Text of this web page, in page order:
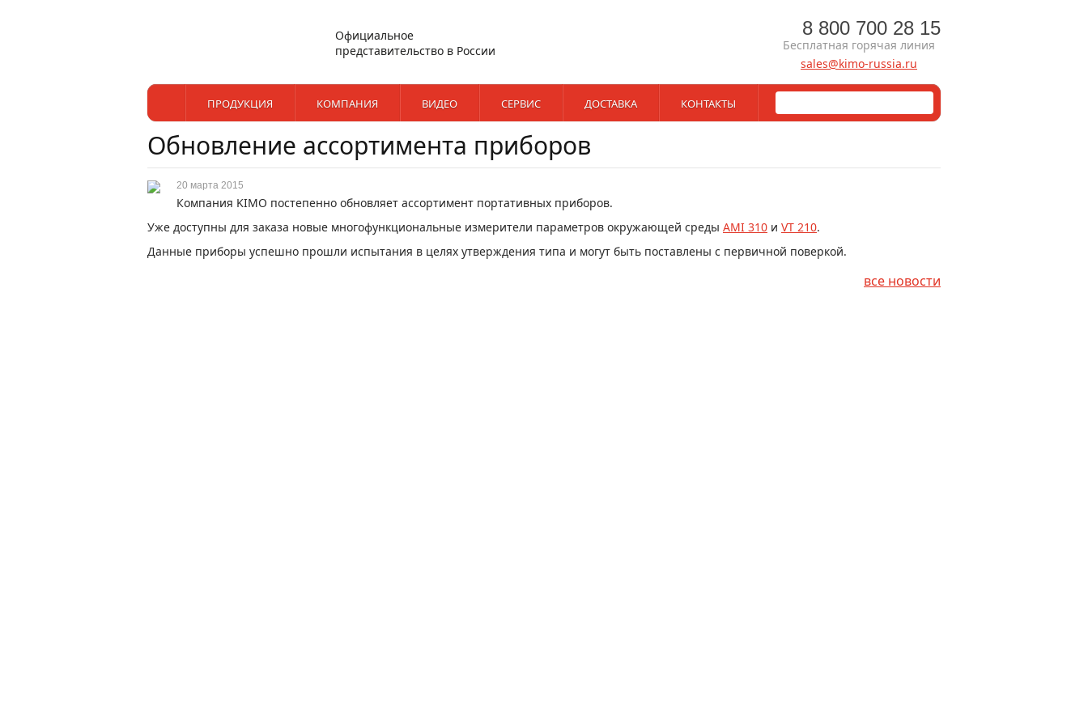
ПРОДУКЦИЯ КОМПАНИЯ ВИДЕО СЕРВИС ДОСТАВКА КОНТАКТЫ
Официальное
представительство в России
8 800 700 28 15
Бесплатная горячая линия
sales@kimo-russia.ru
Обновление ассортимента приборов
20 марта 2015
Компания KIMO постепенно обновляет ассортимент портативных приборов.
Уже доступны для заказа новые многофункциональные измерители параметров окружающей среды AMI 310 и VT 210.
Данные приборы успешно прошли испытания в целях утверждения типа и могут быть поставлены с первичной поверкой.
все новости